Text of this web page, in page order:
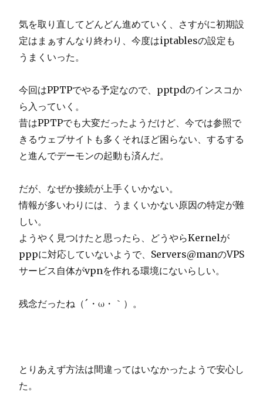
気を取り直してどんどん進めていく、さすがに初期設
定はまぁすんなり終わり、今度はiptablesの設定も
うまくいった。
今回はPPTPでやる予定なので、pptpdのインスコか
ら入っていく。
昔はPPTPでも大変だったようだけど、今では参照で
きるウェブサイトも多くそれほど困らない、するする
と進んでデーモンの起動も済んだ。
だが、なぜか接続が上手くいかない。
情報が多いわりには、うまくいかない原因の特定が難
しい。
ようやく見つけたと思ったら、どうやらKernelが
pppに対応していないようで、Servers@manのVPS
サービス自体がvpnを作れる環境にないらしい。
残念だったね（´・ω・｀）。
とりあえず方法は間違ってはいなかったようで安心し
た。